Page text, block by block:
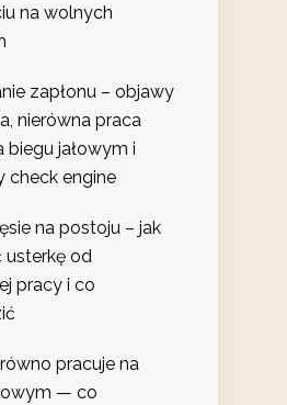
na wolnych
zapłonu – objawy
nierówna praca
biegu jałowym i
check engine
na postoju – jak
usterkę od
pracy i co
pracuje na
— co